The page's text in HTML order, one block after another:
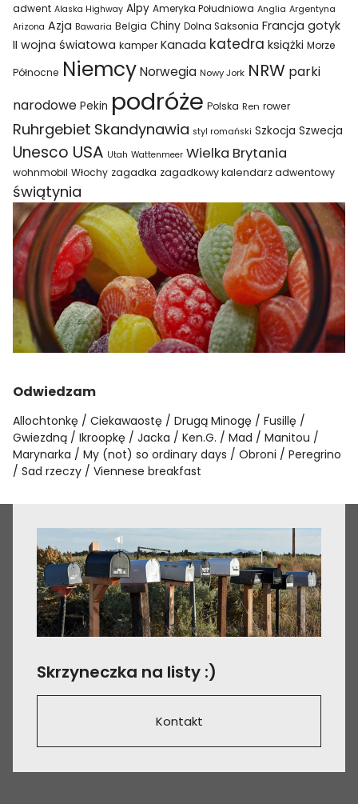
adwent Alaska Highway Alpy Ameryka Południowa Anglia Argentyna
Arizona Azja Bawaria Belgia Chiny Dolna Saksonia Francja gotyk
II wojna światowa kamper Kanada katedra książki Morze
Północne Niemcy Norwegia Nowy Jork NRW parki
narodowe Pekin podróże Polska Ren rower
Ruhrgebiet Skandynawia styl romański Szkocja Szwecja
Unesco USA Utah Wattenmeer Wielka Brytania
wohnmobil Włochy zagadka zagadkowy kalendarz adwentowy
świątynia
Odwiedzam
Allochtonkę Ciekawaostę Drugą Minogę
Fusillę
Gwiezdną
Ikroopkę Jacka Ken.G. Mad
Manitou
Marynarka
My (not) so ordinary days Obroni
Peregrino
Sad rzeczy
Viennese breakfast
Skrzyneczka na listy :)
Kontakt